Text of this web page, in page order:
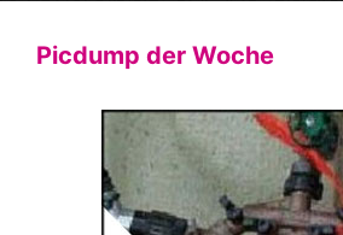
Picdump der Woche